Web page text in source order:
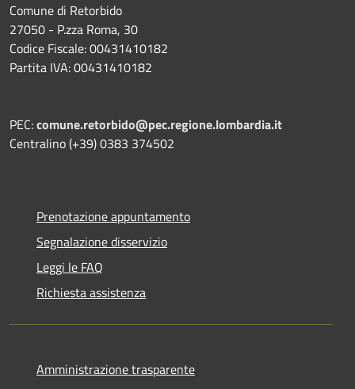
Comune di Retorbido
27050 - P.zza Roma, 30
Codice Fiscale: 00431410182
Partita IVA: 00431410182
PEC:comune.retorbido@pec.regione.lombardia.it
Centralino (+39) 0383 374502
Prenotazione appuntamento
Segnalazione disservizio
Leggi le FAQ
Richiesta assistenza
Amministrazione trasparente